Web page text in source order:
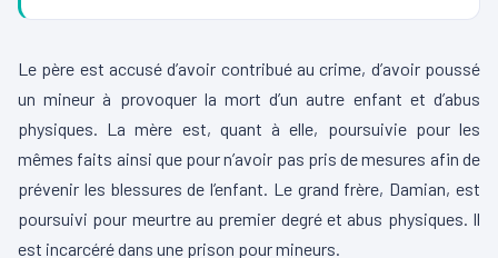
Le père est accusé d’avoir contribué au crime, d’avoir poussé
un mineur à provoquer la mort d’un autre enfant et d’abus
physiques. La mère est, quant à elle, poursuivie pour les
mêmes faits ainsi que pour n’avoir pas pris de mesures afin de
prévenir les blessures de l’enfant. Le grand frère, Damian, est
poursuivi pour meurtre au premier degré et abus physiques. Il
est incarcéré dans une prison pour mineurs.